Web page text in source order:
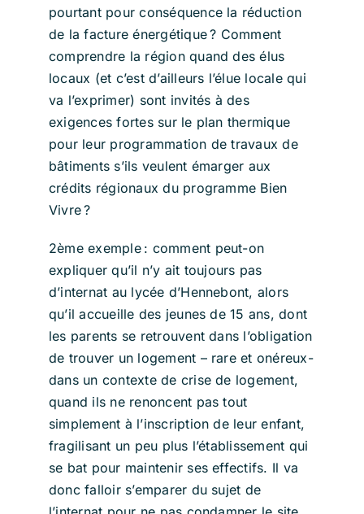
pourtant pour conséquence la réduction
de la facture énergétique ? Comment
comprendre la région quand des élus
locaux (et c’est d’ailleurs l’élue locale qui
va l’exprimer) sont invités à des
exigences fortes sur le plan thermique
pour leur programmation de travaux de
bâtiments s’ils veulent émarger aux
crédits régionaux du programme Bien
Vivre ?
2ème exemple : comment peut-on
expliquer qu’il n’y ait toujours pas
d’internat au lycée d’Hennebont, alors
qu’il accueille des jeunes de 15 ans, dont
les parents se retrouvent dans l’obligation
de trouver un logement – rare et onéreux-
dans un contexte de crise de logement,
quand ils ne renoncent pas tout
simplement à l’inscription de leur enfant,
fragilisant un peu plus l’établissement qui
se bat pour maintenir ses effectifs. Il va
donc falloir s’emparer du sujet de